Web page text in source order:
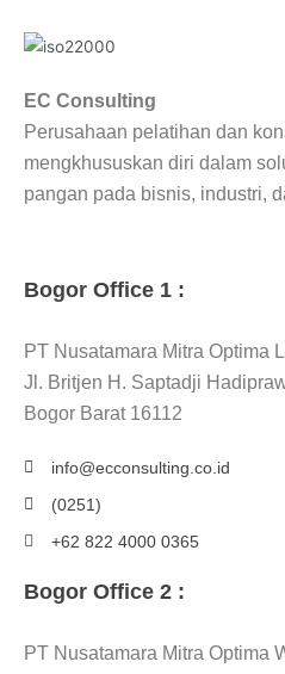
EC Consulting
Perusahaan pelatihan dan
mengkhususkan diri dalam
pangan pada bisnis, industri,
Bogor Office 1 :
PT Nusatamara Mitra Optima
Jl. Britjen H. Saptadji
Bogor Barat 16112
info@ecconsulting.co.id
(0251)
+62 822 4000 0365
Bogor Office 2 :
PT Nusatamara Mitra Optima